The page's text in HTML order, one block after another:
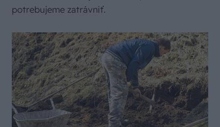
potrebujeme zatrávniť.